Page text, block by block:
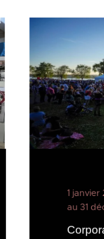
1 janvier
au 31